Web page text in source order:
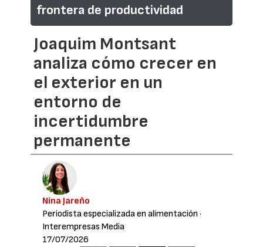
frontera de productividad
Joaquim Montsant
analiza cómo crecer en
el exterior en un
entorno de
incertidumbre
permanente
Nina Jareño
Periodista especializada en alimentación ·
Interempresas Media
17/07/2026